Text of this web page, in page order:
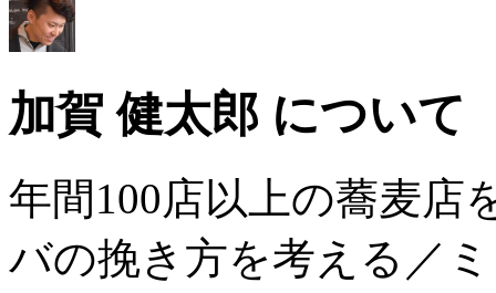
加賀 健太郎 について
年間100店以上の蕎麦店
バの挽き方を考える／